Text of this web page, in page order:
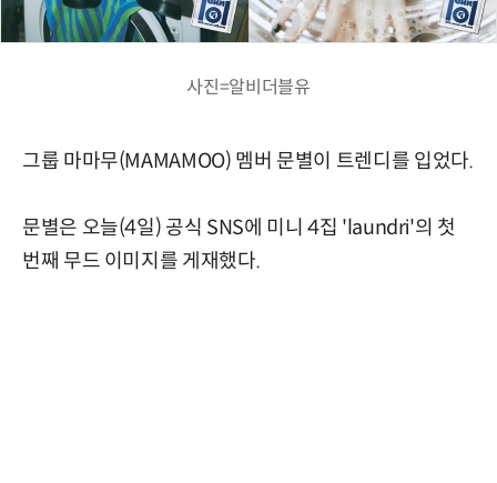
사진=알비더블유
그룹 마마무(MAMAMOO) 멤버 문별이 트렌디를 입었다.
문별은 오늘(4일) 공식 SNS에 미니 4집 'laundri'의 첫
번째 무드 이미지를 게재했다.